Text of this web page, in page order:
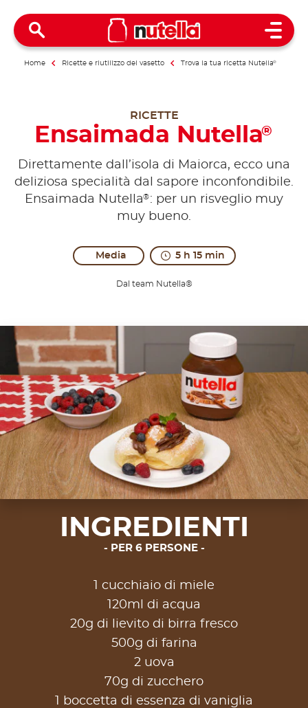
Open
Home Ricette e riutilizzo del vasetto Trova la tua ricetta Nutella®
RICETTE
Ensaimada Nutella®
Direttamente dall’isola di Maiorca, ecco una
deliziosa specialità dal sapore inconfondibile.
Ensaimada Nutella®: per un risveglio muy
muy bueno.
Media 5 h 15 min
Dal team Nutella®
INGREDIENTI
PER 6 PERSONE
1 cucchiaio di miele
120ml di acqua
20g di lievito di birra fresco
500g di farina
2 uova
70g di zucchero
1 boccetta di essenza di vaniglia